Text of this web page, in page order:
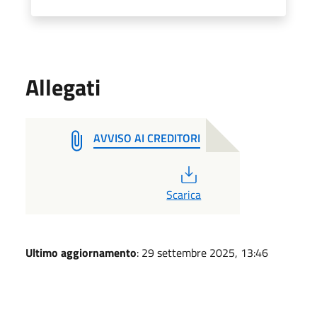
Allegati
AVVISO AI CREDITORI
Scarica
Ultimo aggiornamento: 29 settembre 2025, 13:46